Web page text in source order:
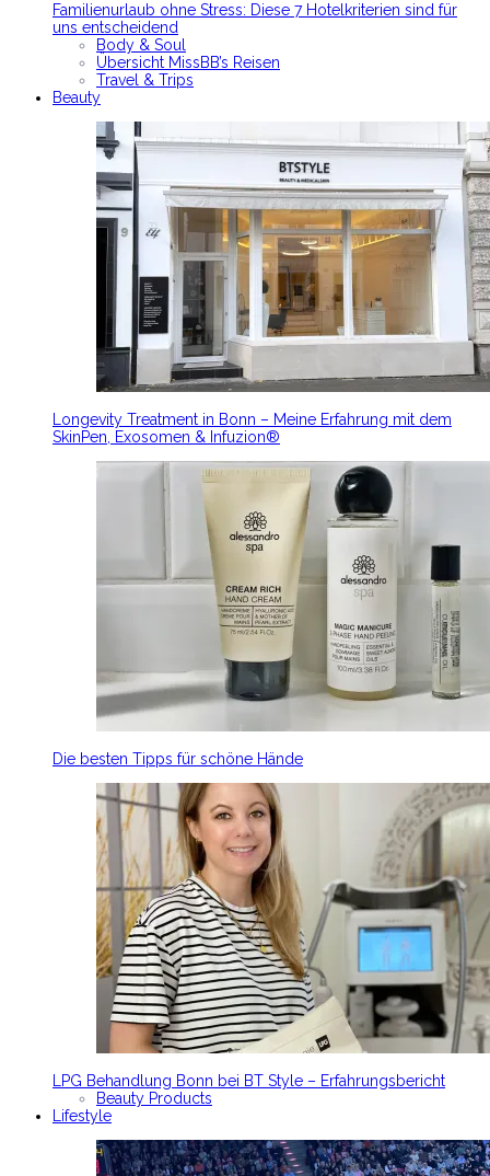
Familienurlaub ohne Stress: Diese 7 Hotelkriterien sind für
uns entscheidend
Body & Soul
Übersicht MissBB’s Reisen
Travel & Trips
Beauty
Longevity Treatment in Bonn – Meine Erfahrung mit dem
SkinPen, Exosomen & Infuzion®
Die besten Tipps für schöne Hände
LPG Behandlung Bonn bei BT Style – Erfahrungsbericht
Beauty Products
Lifestyle